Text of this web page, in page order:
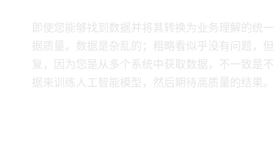
即使您能够找到数据并将其转换为业务理解的统
据质量。数据是杂乱的；粗略看似乎没有问题，
复，因为您是从多个系统中获取数据，不一致是
据来训练人工智能模型，然后期待高质量的结果。